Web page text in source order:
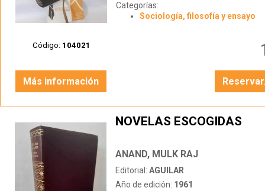
Código: 104021
Categorías:
Sociología, filosofía y ensayo
Más información
NOVELAS ESCOGIDAS
ANAND, MULK RAJ
Editorial: AGUILAR
Año de edición: 1961